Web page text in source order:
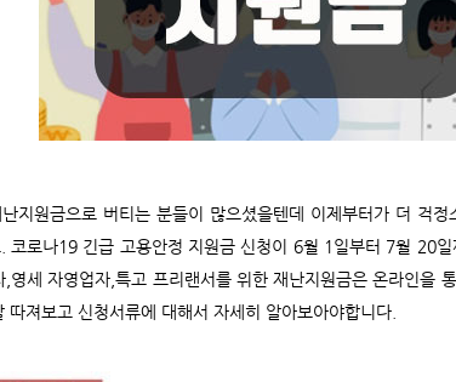
지원금으로 버티는 분들이 많으셨을텐데 이제부터가 더 걱
코로나19 긴급 고용안정 지원금 신청이 6월 1일부터 7월 20
,영세 자영업자,특고 프리랜서를 위한 재난지원금은 온라인을
따져보고 신청서류에 대해서 자세히 알아보아야합니다.